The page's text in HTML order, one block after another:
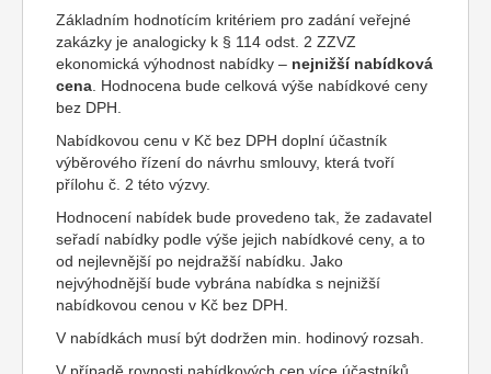
Základním hodnotícím kritériem pro zadání veřejné
zakázky je analogicky k § 114 odst. 2 ZZVZ
ekonomická výhodnost nabídky – nejnižší nabídková
cena . Hodnocena bude celková výše nabídkové ceny
bez DPH.
Nabídkovou cenu v Kč bez DPH doplní účastník
výběrového řízení do návrhu smlouvy, která tvoří
přílohu č. 2 této výzvy.
Hodnocení nabídek bude provedeno tak, že zadavatel
seřadí nabídky podle výše jejich nabídkové ceny, a to
od nejlevnější po nejdražší nabídku. Jako
nejvýhodnější bude vybrána nabídka s nejnižší
nabídkovou cenou v Kč bez DPH.
V nabídkách musí být dodržen min. hodinový rozsah.